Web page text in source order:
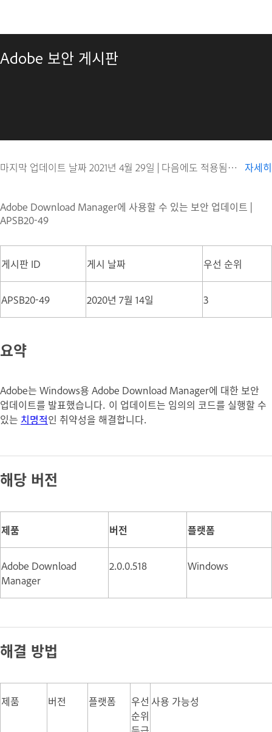
Adobe 보안 게시판
마지막 업데이트 날짜2021년 4월 29일 | 다음에도 적용됨 Digital Editions 자세히
Adobe Download Manager에 사용할 수 있는 보안 업데이트 |
APSB20-49
게시판 ID 게시 날짜 우선 순위
APSB20-49 2020년 7월 14일 3
요약
Adobe는 Windows용 Adobe Download Manager에 대한 보안
업데이트를 발표했습니다. 이 업데이트는 임의의 코드를 실행할 수
있는 치명적인 취약성을 해결합니다.
해당 버전
제품 버전 플랫폼
Adobe Download
Manager
2.0.0.518 Windows
해결 방법
제품 버전 플랫폼
우선
순위
사용 가능성